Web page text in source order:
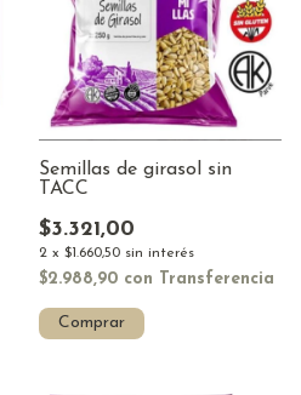
Semillas de girasol sin
TACC
$3.321,00
2 x $1.660,50 sin interés
$2.988,90 con Transferencia
Comprar